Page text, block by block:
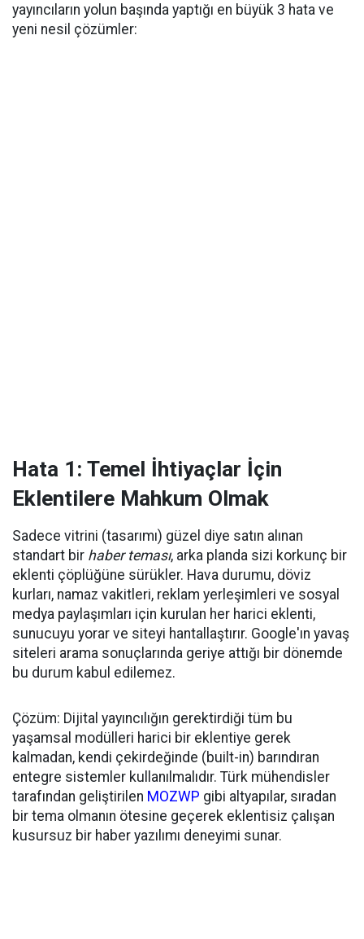
yayıncıların yolun başında yaptığı en büyük 3 hata ve
yeni nesil çözümler:
Hata 1: Temel İhtiyaçlar İçin
Eklentilere Mahkum Olmak
Sadece vitrini (tasarımı) güzel diye satın alınan
standart bir haber teması, arka planda sizi korkunç bir
eklenti çöplüğüne sürükler. Hava durumu, döviz
kurları, namaz vakitleri, reklam yerleşimleri ve sosyal
medya paylaşımları için kurulan her harici eklenti,
sunucuyu yorar ve siteyi hantallaştırır. Google'ın yavaş
siteleri arama sonuçlarında geriye attığı bir dönemde
bu durum kabul edilemez.
Çözüm: Dijital yayıncılığın gerektirdiği tüm bu
yaşamsal modülleri harici bir eklentiye gerek
kalmadan, kendi çekirdeğinde (built-in) barındıran
entegre sistemler kullanılmalıdır. Türk mühendisler
tarafından geliştirilen MOZWP gibi altyapılar, sıradan
bir tema olmanın ötesine geçerek eklentisiz çalışan
kusursuz bir haber yazılımı deneyimi sunar.